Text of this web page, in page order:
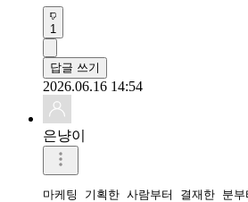
1
답글 쓰기
2026.06.16 14:54
은냥이
마케팅 기획한 사람부터 결재한 분